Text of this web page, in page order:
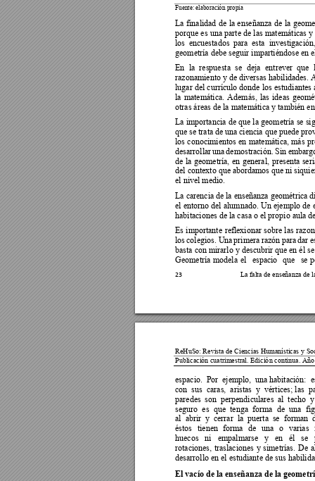
23 La falta de enseñanza de
Fuente: elaboración propia
La finalidad de la enseñanza de la
porque es una parte de las matemáticas y
los encuestados para esta  investig
geometría debe seguir impartiéndose en
En la respuesta se deja entrever que
razonamiento y de diversas habilidades.
lugar del currículo donde los estudiantes
la matemática. Además, las ideas
otras áreas de la matemática y también
La importancia de que la geometría se
que se trata de una ciencia que puede
los conocimientos en matemática, más
desarrollar una demostración. Sin embarg
de la geometría, en general, presenta se
del contexto que abordamos que ni
el nivel medio.
La carencia de la enseñanza geométrica
el entorno del alumnado. Un ejemplo de
habitaciones de la casa o el propio aula
Es importante reflexionar sobre las
los colegios. Unaprimera razón para dar
basta con mirarlo y descubrir que en él
Geometría modela el espacio que se
ReHuSo: Revista de Ciencias Humanísticas y
Publicación cuatrimestral. Edición continua.
espacio. Por ejemplo, una habitación:  e
con  sus  caras,  aristas y  vértices; las
paredes son perpendiculares al techo  y
seguro es que tenga forma de una fi
al  abrir  y
  cerrar  la  puerta
se  forman
éstos tienen forma de una o varias
huecos   ni   empalmarse   y
   e
n   él   se
rotaciones, traslaciones y simetrías. De
desarrollo en el estudiante de sus
El vacío de la enseñanza de la